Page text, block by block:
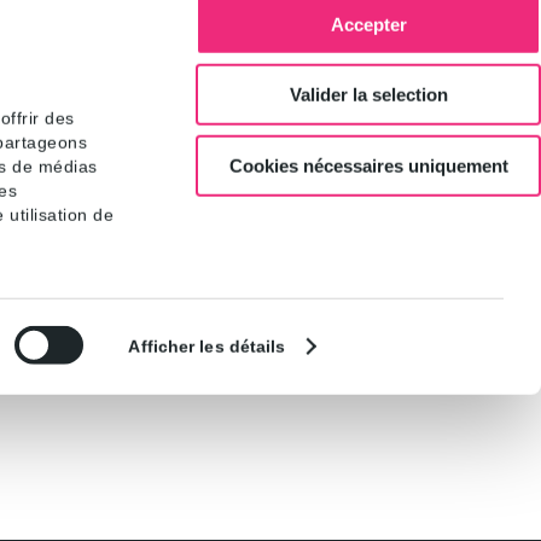
des
de médias
utilisation de
du
Afficher les détails
Accepter
Valider la selection
Cookies nécessaires uniquement